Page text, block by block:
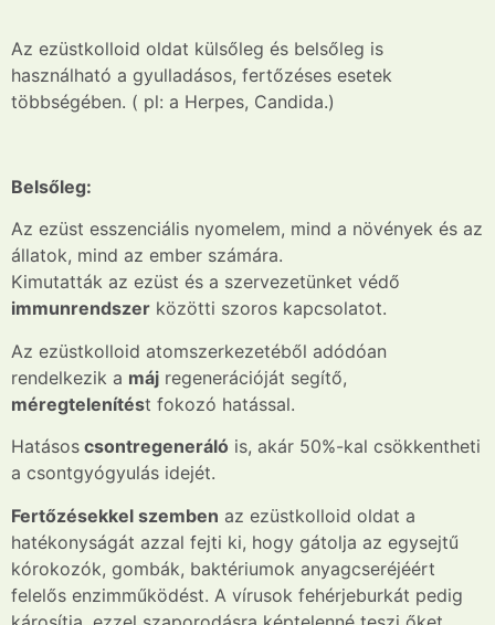
Az ezüstkolloid oldat külsőleg és belsőleg is
használható a gyulladásos, fertőzéses esetek
többségében. ( pl: a Herpes, Candida.)
Belsőleg:
Az ezüst esszenciális nyomelem, mind a növények és az
állatok, mind az ember számára.
Kimutatták az ezüst és a szervezetünket védő
immunrendszer közötti szoros kapcsolatot.
Az ezüstkolloid atomszerkezetéből adódóan
rendelkezik a máj regenerációját segítő,
méregtelenítést fokozó hatással.
Hatásos csontregeneráló is, akár 50%-kal csökkentheti
a csontgyógyulás idejét.
Fertőzésekkel szemben az ezüstkolloid oldat a
hatékonyságát azzal fejti ki, hogy gátolja az egysejtű
kórokozók, gombák, baktériumok anyagcseréjéért
felelős enzimműködést. A vírusok fehérjeburkát pedig